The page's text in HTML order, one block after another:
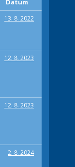
Datum
13. 8. 2022
12. 8. 2023
12. 8. 2023
2. 8. 2024